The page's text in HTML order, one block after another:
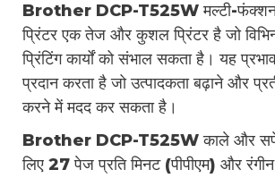
Brother DCP-T525W मल्टी-फंक्शन
प्रिंटर एक तेज और कुशल प्रिंटर है जो
प्रिंटिंग कार्यों को संभाल सकता है। यह
प्रदान करता है जो उत्पादकता बढ़ाने और
करने में मदद कर सकता है।
Brother DCP-T525W काले और
लिए 27 पेज प्रति मिनट (पीपीएम) और